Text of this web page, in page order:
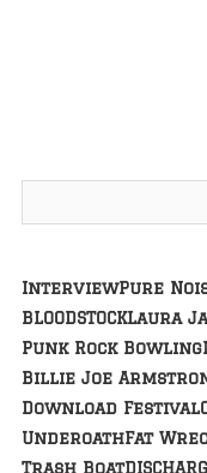
InterviewPure
BLOODSTOCKLaura
Punk Rock Bowling
Billie Joe
Download Festival
UnderoathFat
Trash Boat